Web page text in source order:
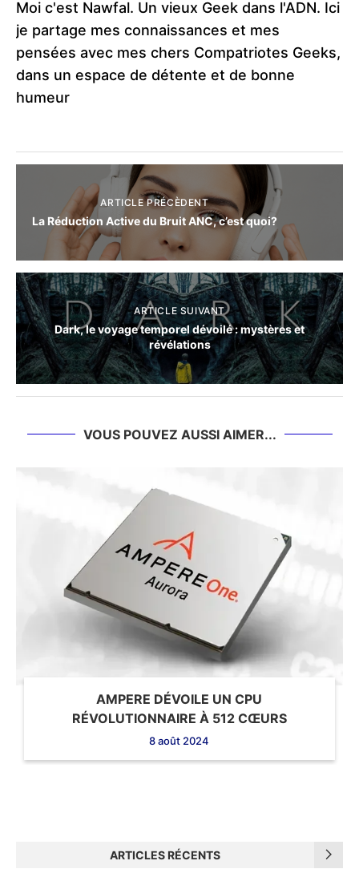
Moi c'est Nawfal. Un vieux Geek dans l'ADN. Ici
je partage mes connaissances et mes
pensées avec mes chers Compatriotes Geeks,
dans un espace de détente et de bonne
humeur
ARTICLE PRÉCÈDENT
La Réduction Active du Bruit ANC, c’est quoi?
ARTICLE SUIVANT
Dark, le voyage temporel dévoilé : mystères et
révélations
VOUS POUVEZ AUSSI AIMER...
AMPERE DÉVOILE UN CPU
RÉVOLUTIONNAIRE À 512 CŒURS
8 août 2024
ARTICLES RÉCENTS